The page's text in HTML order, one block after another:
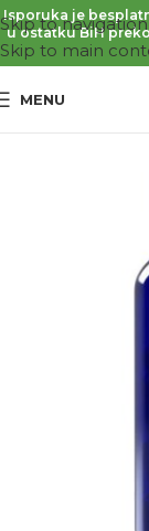
Skip to navigation
Skip to main
Isporuka je
u ostatku BiH
MENU